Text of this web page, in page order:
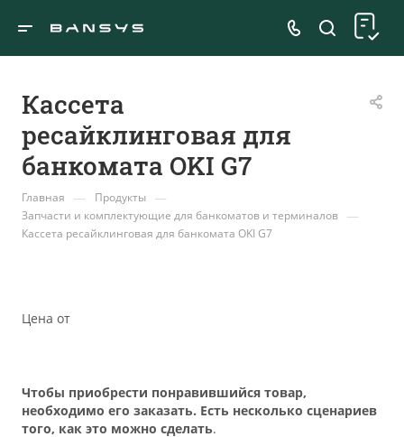
Кассета
ресайклинговая для
банкомата OKI G7
Главная — Продукты —
Запчасти и комплектующие для банкоматов и терминалов —
Кассета ресайклинговая для банкомата OKI G7
Цена от
Чтобы приобрести понравившийся товар,
необходимо его заказать. Есть несколько сценариев
того, как это можно сделать.